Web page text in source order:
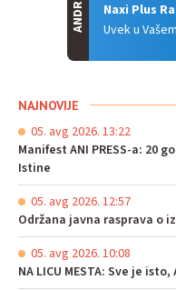
Naxi Plus
Uvek u
NAJNOVIJE
05. avg 2026. 13:22
Manifest ANI PRESS-a: 20
Istine
05. avg 2026. 12:57
Održana javna rasprava o
05. avg 2026. 10:08
NA LICU MESTA: Sve je